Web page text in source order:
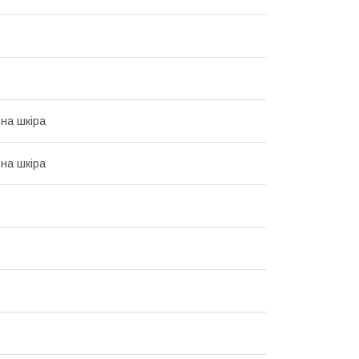
шкіра
шкіра